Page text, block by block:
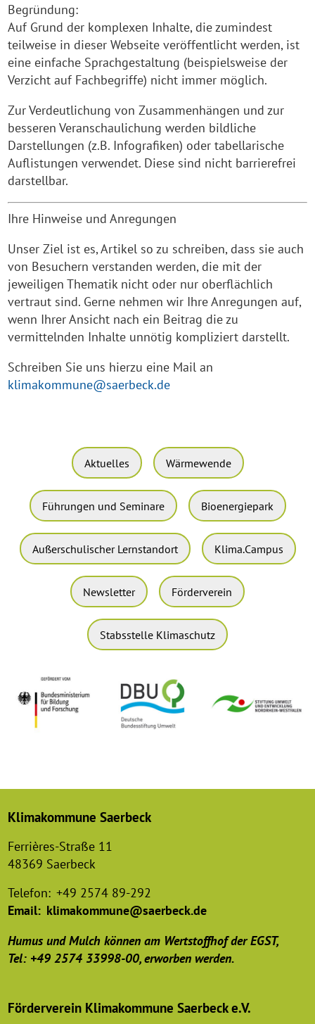
Begründung:
Auf Grund der komplexen Inhalte, die zumindest
teilweise in dieser Webseite veröffentlicht werden, ist
eine einfache Sprachgestaltung (beispielsweise der
Verzicht auf Fachbegriffe) nicht immer möglich.
Zur Verdeutlichung von Zusammenhängen und zur
besseren Veranschaulichung werden bildliche
Darstellungen (z.B. Infografiken) oder tabellarische
Auflistungen verwendet. Diese sind nicht barrierefrei
darstellbar.
Ihre Hinweise und Anregungen
Unser Ziel ist es, Artikel so zu schreiben, dass sie auch
von Besuchern verstanden werden, die mit der
jeweiligen Thematik nicht oder nur oberflächlich
vertraut sind. Gerne nehmen wir Ihre Anregungen auf,
wenn Ihrer Ansicht nach ein Beitrag die zu
vermittelnden Inhalte unnötig kompliziert darstellt.
Schreiben Sie uns hierzu eine Mail an
klimakommune@saerbeck.de
Aktuelles Wärmewende
Führungen und Seminare Bioenergiepark
Außerschulischer Lernstandort Klima.Campus
Newsletter Förderverein
Stabsstelle Klimaschutz
Klimakommune Saerbeck
Ferrières-Straße 11
48369 Saerbeck
Telefon: +49 2574 89-292
Email: klimakommune@saerbeck.de
Humus und Mulch können am Wertstoffhof der EGST,
Tel: +49 2574 33998-00, erworben werden.
Förderverein Klimakommune Saerbeck e.V.